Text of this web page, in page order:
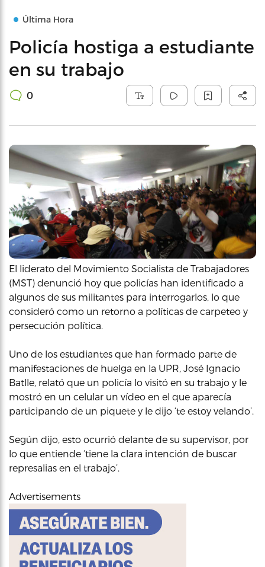
Última Hora
Policía hostiga a estudiante
en su trabajo
0
El liderato del Movimiento Socialista de Trabajadores
(MST) denunció hoy que policías han identificado a
algunos de sus militantes para interrogarlos, lo que
consideró como un retorno a políticas de carpeteo y
persecución política.
Uno de los estudiantes que han formado parte de
manifestaciones de huelga en la UPR, José Ignacio
Batlle, relató que un policía lo visitó en su trabajo y le
mostró en un celular un vídeo en el que aparecía
participando de un piquete y le dijo ‘te estoy velando’.
Según dijo, esto ocurrió delante de su supervisor, por
lo que entiende ‘tiene la clara intención de buscar
represalias en el trabajo’.
Advertisements